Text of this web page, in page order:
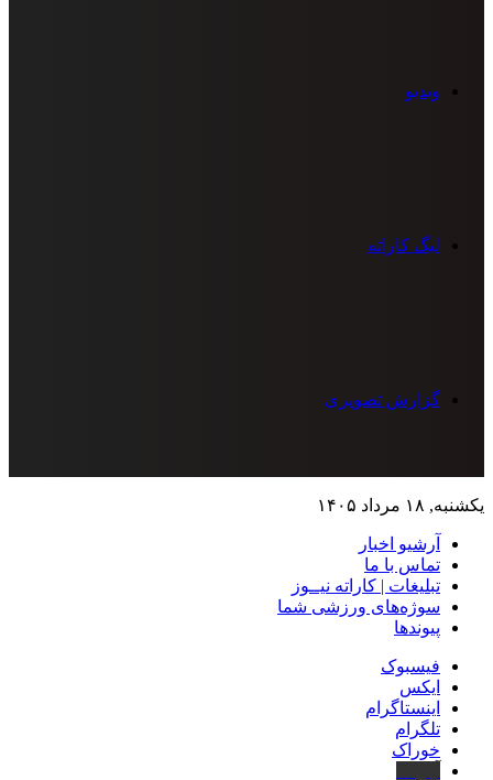
ویدیو
لیگ کاراته
گزارش تصویری
یکشنبه, ۱۸ مرداد ۱۴۰۵
آرشیو اخبار
تماس‌ با‌ ما
تبلیغات | کاراته نیــوز
سوژه‌های ورزشی شما
پیوندها
فیسبوک
ایکس
اینستاگرام
تلگرام
خوراک